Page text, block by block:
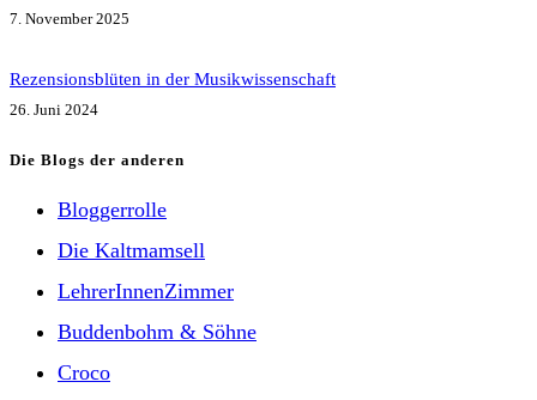
7. November 2025
Rezensionsblüten in der Musikwissenschaft
26. Juni 2024
Die Blogs der anderen
Bloggerrolle
Die Kaltmamsell
LehrerInnenZimmer
Buddenbohm & Söhne
Croco